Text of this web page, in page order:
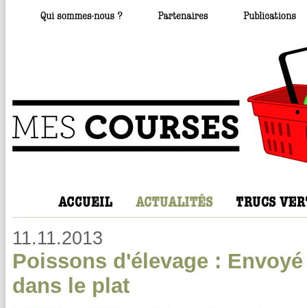
11.11.2013
Poissons d'élevage :
dans le plat